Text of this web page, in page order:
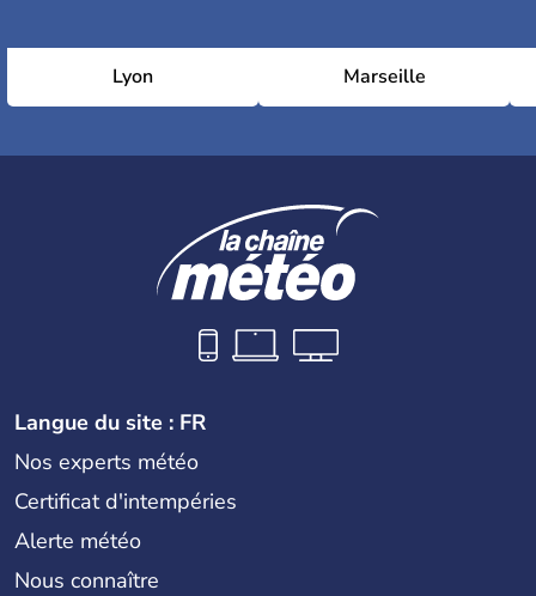
Lyon Marseille
Langue du site : FR
Nos experts météo
Certificat d'intempéries
Alerte météo
Nous connaître